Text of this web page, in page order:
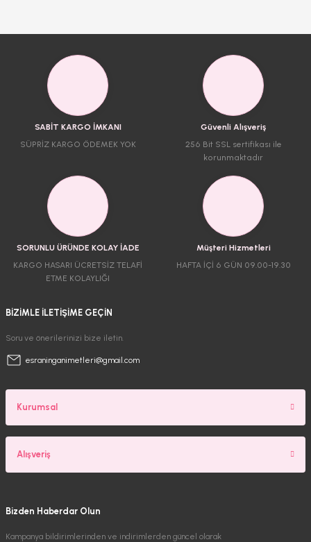
SABİT KARGO İMKANI
SÜPRİZ KARGO ÖDEMEK YOK
Güvenli Alışveriş
256 Bit SSL sertifikası ile
korunmaktadır
SORUNLU ÜRÜNDE KOLAY İADE
KARGO HASARI ÜCRETSİZ TELAFİ
ETME KOLAYLIĞI
Müşteri Hizmetleri
HAFTA İÇİ 6 GÜN 09.00-19.30
BİZİMLE İLETİŞİME GEÇİN
Soru ve önerilerinizi bize iletin.
esraninganimetleri@gmail.com
Kurumsal
Alışveriş
Bizden Haberdar Olun
Kampanya bildirimlerinden ve indirimlerden güncel olarak